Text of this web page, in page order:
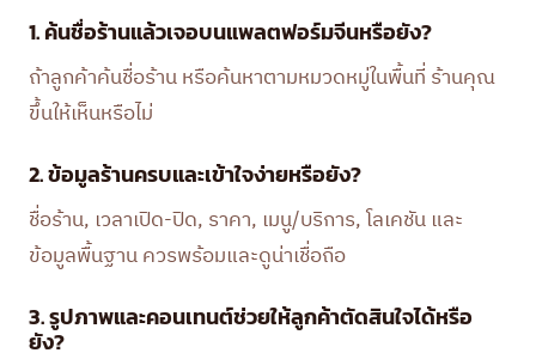
1. ค้นชื่อร้านแล้วเจอบนแพลตฟอร์มจีนหรือยัง?
ถ้าลูกค้าค้นชื่อร้าน หรือค้นหาตามหมวดหมู่ในพื้นที่ ร้านคุณ
ขึ้นให้เห็นหรือไม่
2. ข้อมูลร้านครบและเข้าใจง่ายหรือยัง?
ชื่อร้าน, เวลาเปิด-ปิด, ราคา, เมนู/บริการ, โลเคชัน และ
ข้อมูลพื้นฐาน ควรพร้อมและดูน่าเชื่อถือ
3. รูปภาพและคอนเทนต์ช่วยให้ลูกค้าตัดสินใจได้หรือ
ยัง?